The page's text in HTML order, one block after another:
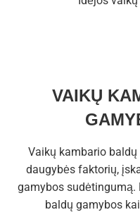
VAIKŲ
Vaikų kambario
daugybės faktorių,
gamybos
baldų gamybos